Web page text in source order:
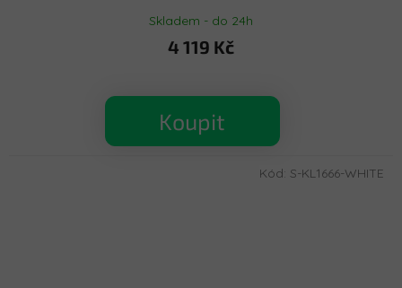
Skladem - do 24h
4 119 Kč
Koupit
Kód: S-KL1666-WHITE